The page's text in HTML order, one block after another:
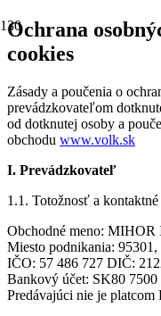
Ochrana
cookies
Zásady a poučenia o
prevádzkovateľom
od dotknutej osoby a
obchodu www.volk.sk
I. Prevádzkovateľ
1.1. Totožnosť a kontaktné
Obchodné meno: MIHOR
Miesto podnikania:
IČO: 57 486 727 DIČ:
Bankový účet: SK80
Predávajúci nie je